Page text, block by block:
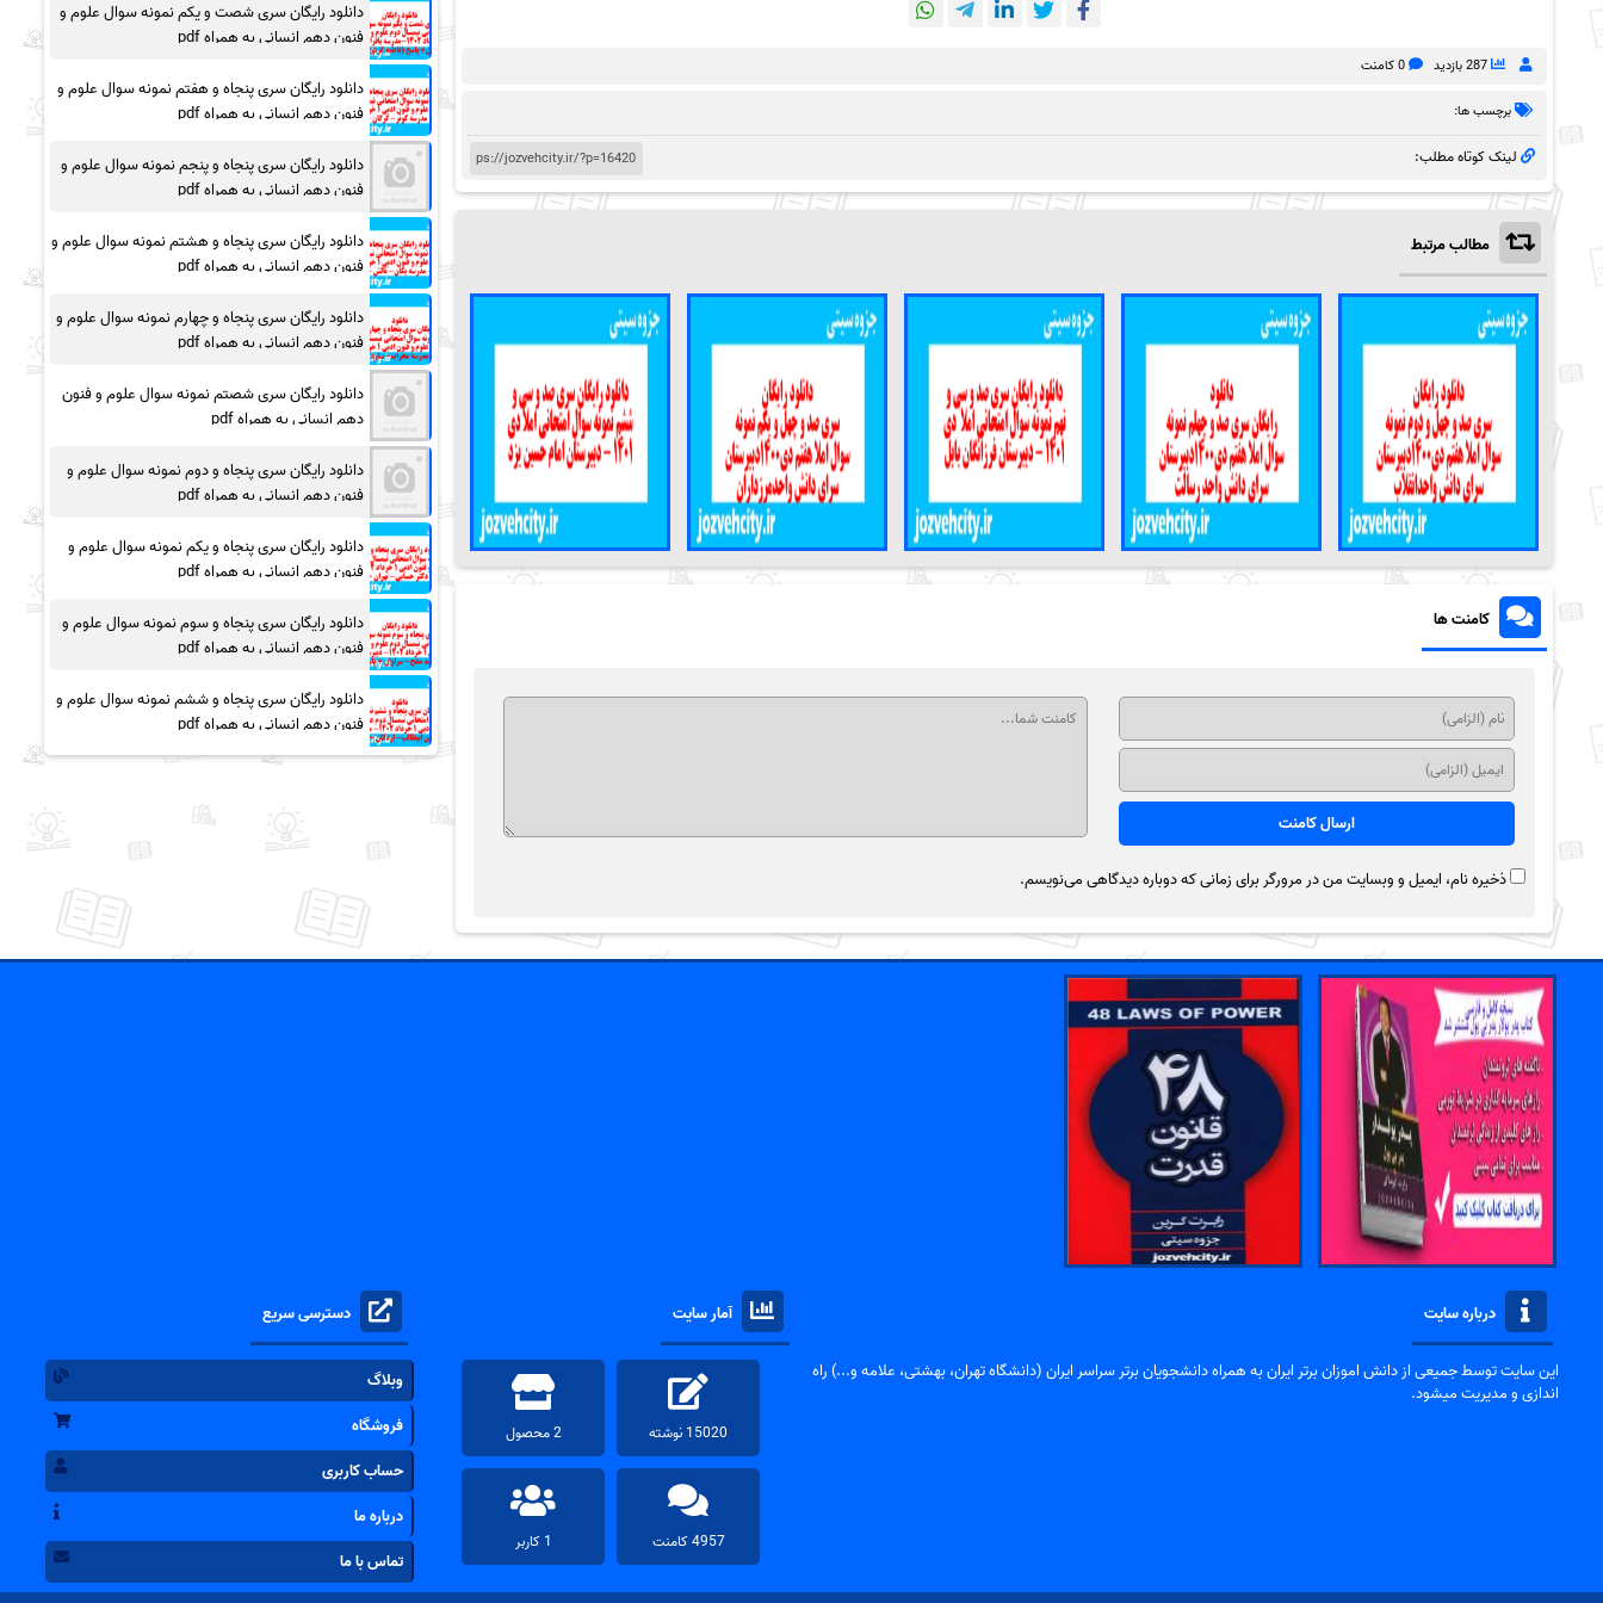
287 بازدید 0 کامنت
برچسب ها:
لینک کوتاه مطلب:
مطالب مرتبط
کامنت ها
ذخیره نام، ایمیل و وبسایت من در مرورگر برای زمانی که دوباره دیدگاهی می‌نویسم.
دانلود رایگان سری شصت و یکم نمونه سوال علوم و
فنون دهم انسانی به همراه pdf
دانلود رایگان سری پنجاه و هفتم نمونه سوال علوم و
فنون دهم انسانی به همراه pdf
دانلود رایگان سری پنجاه و پنجم نمونه سوال علوم و
فنون دهم انسانی به همراه pdf
دانلود رایگان سری پنجاه و هشتم نمونه سوال علوم و
فنون دهم انسانی به همراه pdf
دانلود رایگان سری پنجاه و چهارم نمونه سوال علوم و
فنون دهم انسانی به همراه pdf
دانلود رایگان سری شصتم نمونه سوال علوم و فنون
دهم انسانی به همراه pdf
دانلود رایگان سری پنجاه و دوم نمونه سوال علوم و
فنون دهم انسانی به همراه pdf
دانلود رایگان سری پنجاه و یکم نمونه سوال علوم و
فنون دهم انسانی به همراه pdf
دانلود رایگان سری پنجاه و سوم نمونه سوال علوم و
فنون دهم انسانی به همراه pdf
دانلود رایگان سری پنجاه و ششم نمونه سوال علوم و
فنون دهم انسانی به همراه pdf
درباره سایت
این سایت توسط جمیعی از دانش اموزان برتر ایران به همراه دانشجویان برتر سراسر ایران (دانشگاه تهران، بهشتی، علامه و...) راه
اندازی و مدیریت میشود.
آمار سایت
15020 نوشته 2 محصول
4957 کامنت 1 کاربر
دسترسی سریع
وبلاگ
فروشگاه
حساب کاربری
درباره ما
تماس با ما